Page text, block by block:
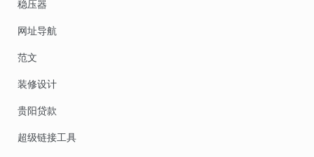
稳压器
网址导航
范文
装修设计
贵阳贷款
超级链接工具